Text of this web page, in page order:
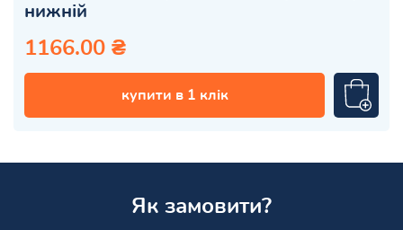
нижній
1166.00 ₴
купити в 1 клік
Як замовити?